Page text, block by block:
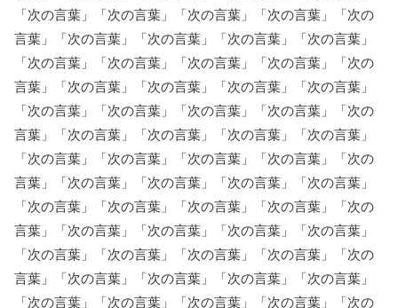
「次の言葉」「次の言葉」「次の言葉」「次の言葉」「次の
言葉」「次の言葉」「次の言葉」「次の言葉」「次の言葉」
「次の言葉」「次の言葉」「次の言葉」「次の言葉」「次の
言葉」「次の言葉」「次の言葉」「次の言葉」「次の言葉」
「次の言葉」「次の言葉」「次の言葉」「次の言葉」「次の
言葉」「次の言葉」「次の言葉」「次の言葉」「次の言葉」
「次の言葉」「次の言葉」「次の言葉」「次の言葉」「次の
言葉」「次の言葉」「次の言葉」「次の言葉」「次の言葉」
「次の言葉」「次の言葉」「次の言葉」「次の言葉」「次の
言葉」「次の言葉」「次の言葉」「次の言葉」「次の言葉」
「次の言葉」「次の言葉」「次の言葉」「次の言葉」「次の
言葉」「次の言葉」「次の言葉」「次の言葉」「次の言葉」
「次の言葉」「次の言葉」「次の言葉」「次の言葉」「次の